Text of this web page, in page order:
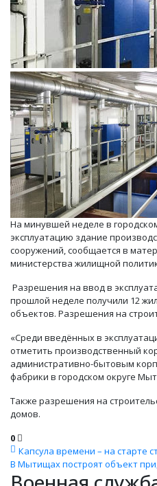
На минувшей неделе в
эксплуатацию здание
сооружений, сообщается в
министерства жилищной
Разрешения на ввод в
прошлой неделе получили 12
объектов. Разрешения на
«Среди введённых в
отметить производственный
административно-бытовым
фабрики в городском округе
Также разрешения на
домов.
0
Капсула времени – на старте
В Мытищах построят объект